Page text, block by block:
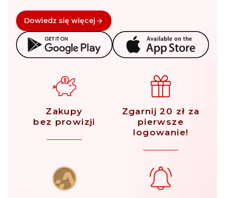
Dowiedz się więcej
Zakupy
bez prowizji
Zgarnij 20 zł za
pierwsze
logowanie!